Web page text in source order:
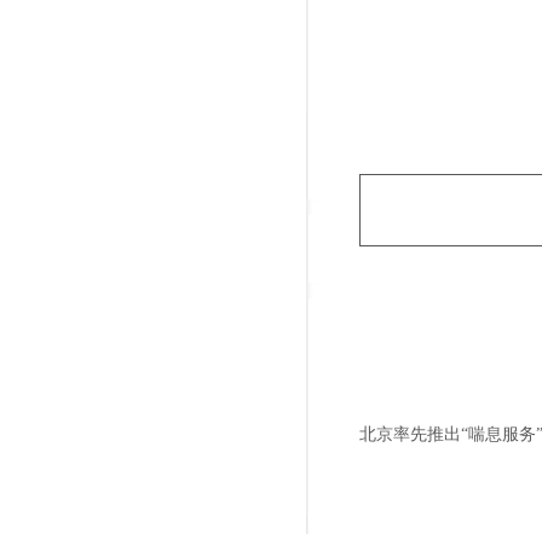
北京率先推出“喘息服